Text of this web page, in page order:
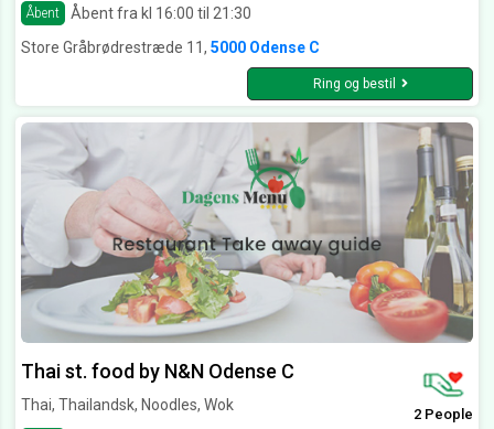
Åbent
Åbent fra kl 16:00 til 21:30
Store Gråbrødrestræde 11, 5000 Odense C
Ring og bestil
Thai st. food by N&N Odense C
Thai, Thailandsk, Noodles, Wok
2 People